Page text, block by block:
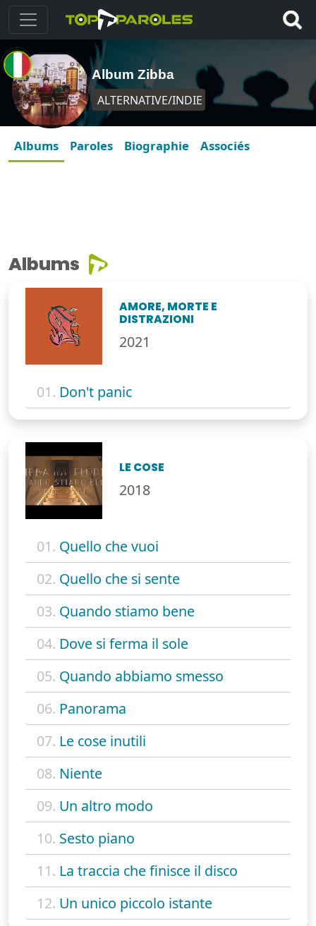
Album Zibba
ALTERNATIVE/INDIE
Albums Paroles Biographie Associés
Albums
AMORE, MORTE E
DISTRAZIONI
2021
01. Don't panic
LE COSE
2018
01. Quello che vuoi
02. Quello che si sente
03. Quando stiamo bene
04. Dove si ferma il sole
05. Quando abbiamo smesso
06. Panorama
07. Le cose inutili
08. Niente
09. Un altro modo
10. Sesto piano
11. La traccia che finisce il disco
12. Un unico piccolo istante